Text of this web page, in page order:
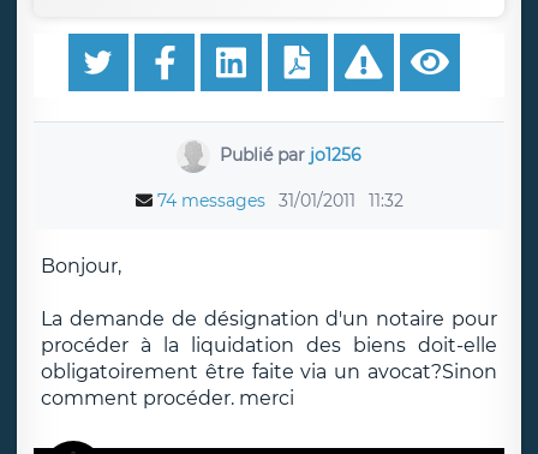
Publié par jo1256
74 messages 31/01/2011 11:32
Bonjour,
La demande de désignation d'un notaire pour
procéder à la liquidation des biens doit-elle
obligatoirement être faite via un avocat?Sinon
comment procéder. merci